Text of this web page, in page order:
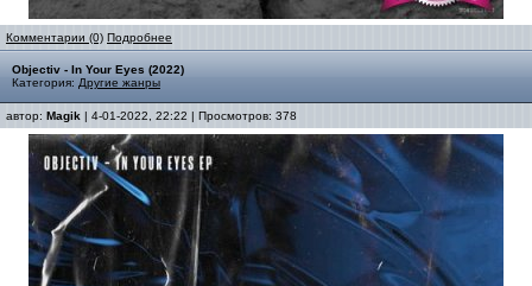
Комментарии (0) Подробнее
Objectiv - In Your Eyes (2022)
Категория: Другие жанры
автор: Magik | 4-01-2022, 22:22 | Просмотров: 378